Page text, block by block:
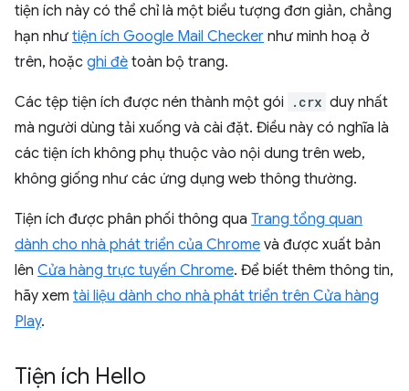
tiện ích này có thể chỉ là một biểu tượng đơn giản, chẳng
hạn như tiện ích Google Mail Checker như minh hoạ ở
trên, hoặc ghi đè toàn bộ trang.
Các tệp tiện ích được nén thành một gói .crx duy nhất
mà người dùng tải xuống và cài đặt. Điều này có nghĩa là
các tiện ích không phụ thuộc vào nội dung trên web,
không giống như các ứng dụng web thông thường.
Tiện ích được phân phối thông qua Trang tổng quan
dành cho nhà phát triển của Chrome và được xuất bản
lên Cửa hàng trực tuyến Chrome. Để biết thêm thông tin,
hãy xem tài liệu dành cho nhà phát triển trên Cửa hàng
Play.
Tiện ích Hello